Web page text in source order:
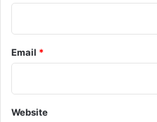
Email *
Website